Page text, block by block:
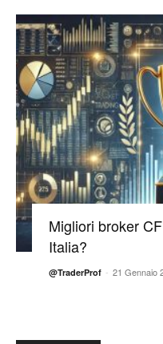
Migliori broker
Italia?
@TraderProf - 21 Gennaio